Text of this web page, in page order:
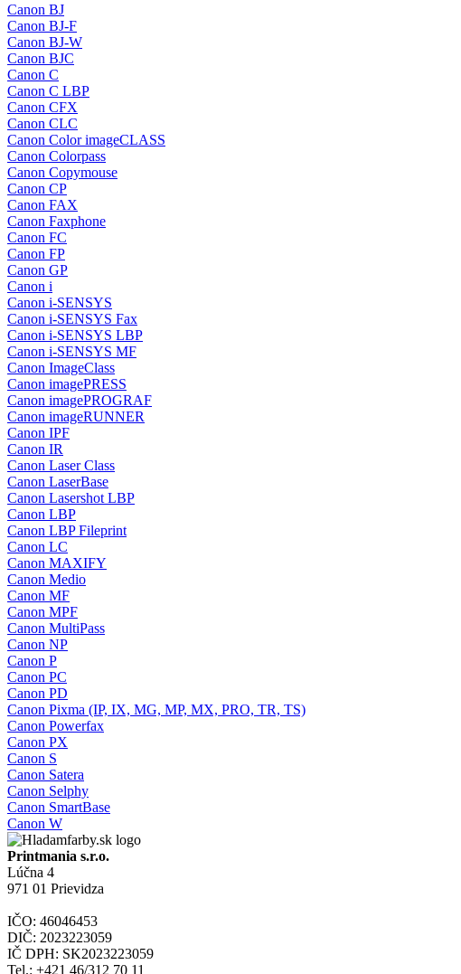
Canon BJ
Canon BJ-F
Canon BJ-W
Canon BJC
Canon C
Canon C LBP
Canon CFX
Canon CLC
Canon Color imageCLASS
Canon Colorpass
Canon Copymouse
Canon CP
Canon FAX
Canon Faxphone
Canon FC
Canon FP
Canon GP
Canon i
Canon i-SENSYS
Canon i-SENSYS Fax
Canon i-SENSYS LBP
Canon i-SENSYS MF
Canon ImageClass
Canon imagePRESS
Canon imagePROGRAF
Canon imageRUNNER
Canon IPF
Canon IR
Canon Laser Class
Canon LaserBase
Canon Lasershot LBP
Canon LBP
Canon LBP Fileprint
Canon LC
Canon MAXIFY
Canon Medio
Canon MF
Canon MPF
Canon MultiPass
Canon NP
Canon P
Canon PC
Canon PD
Canon Pixma (IP, IX, MG, MP, MX, PRO, TR, TS)
Canon Powerfax
Canon PX
Canon S
Canon Satera
Canon Selphy
Canon SmartBase
Canon W
Printmania s.r.o.
Lúčna 4
971 01 Prievidza
IČO: 46046453
DIČ: 2023223059
IČ DPH: SK2023223059
Tel.: +421 46/312 70 11